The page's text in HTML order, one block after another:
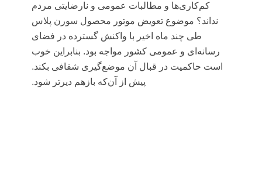
کم‌کاری‌ها و مطالبات عمومی و نارضایتی مردم
نداند؟ موضوع تعویض موتور محصول سورن پلاس
طی چند ماه اخیر با واکنش گسترده در فضای
رسانه‌ای و عمومی کشور مواجه بود. بنابراین خوب
است حاکمیت در قبال آن موضع‌گیری شفافی بکند.
پیش از آن‌که بازهم دیرتر شود.